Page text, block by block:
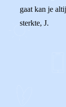
gaat kan je
sterkte, J.